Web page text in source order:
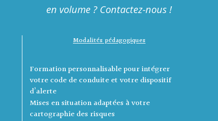
2
en volume ? Contactez-nous !
Modalités pédagogiques
Formation personnalisable pour intégrer
votre code de conduite et votre dispositif
d’alerte
Mises en situation adaptées à votre
cartographie des risques